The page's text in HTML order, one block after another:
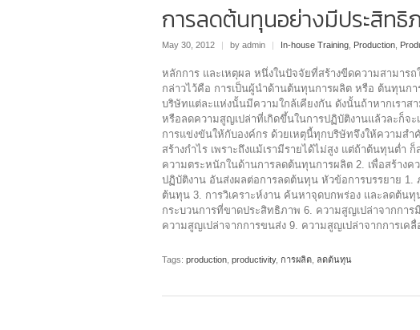
การลดต้นทุนอย่างมีประสิทธิ
May 30, 2012 | by admin | In-house Training Production
หลักการ และเหตุผล หนึ่งในปัจจัยที่สร้างขีดความสามาร
กล่าวไว้คือ การเป็นผู้นำด้านต้นทุนการผลิต หรือ ต้นทุนก
บริษัทแต่ละแห่งนั้นมีความใกล้เคียงกัน ดังนั้นถ้าหากเรา
หรือลดความสูญเปล่าที่เกิดขึ้นในการปฏิบัติงานแล้วละก็จะ
การแข่งขันให้กับองค์กร ด้วยเหตุนี้ทุกบริษัทจึงให้ความส
สร้างกำไร เพราะถึงแม้เรามีรายได้ไม่สูง แต่ถ้าต้นทุนต่ำ
ความตระหนักในด้านการลดต้นทุนการผลิต 2. เพื่อสร้างค
ปฏิบัติงาน อันส่งผลต่อการลดต้นทุน หัวข้อการบรรยาย 1.
ต้นทุน 3. การวิเคราะห์งาน ค้นหาจุดบกพร่อง และลดต้น
กระบวนการที่ขาดประสิทธิภาพ 6. ความสูญเปล่าจากกา
ความสูญเปล่าจากการขนส่ง 9. ความสูญเปล่าจากการเค
Tags: production, productivity, การผลิต, ลดต้นทุน